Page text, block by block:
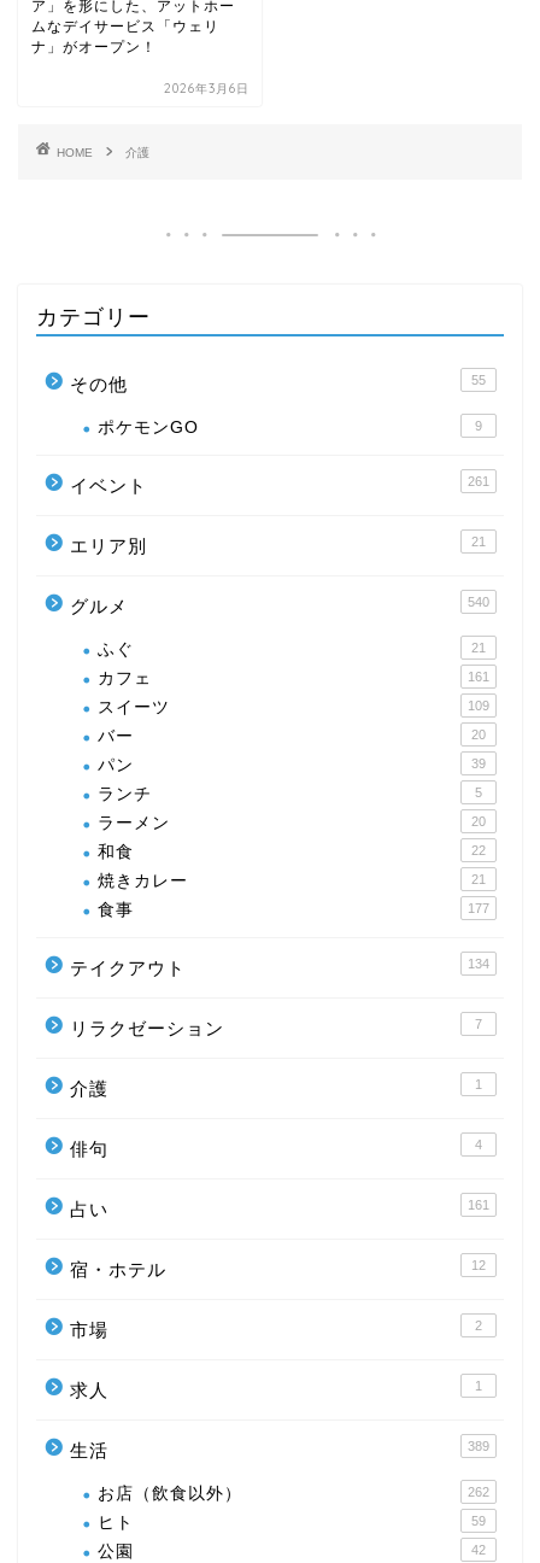
ア」を形にした、アットホー
ムなデイサービス「ウェリ
ナ」がオープン！
2026年3月6日
HOME 介護
カテゴリー
その他 55
ポケモンGO 9
イベント 261
エリア別 21
グルメ 540
ふぐ 21
カフェ 161
スイーツ 109
バー 20
パン 39
ランチ 5
ラーメン 20
和食 22
焼きカレー 21
食事 177
テイクアウト 134
リラクゼーション 7
介護 1
俳句 4
占い 161
宿・ホテル 12
市場 2
求人 1
生活 389
お店（飲食以外） 262
ヒト 59
公園 42